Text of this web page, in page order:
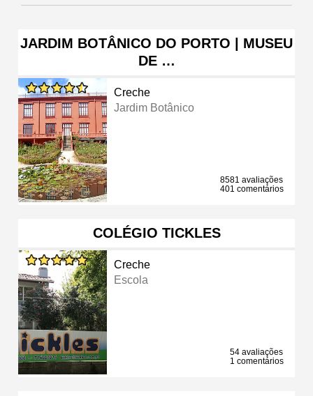
JARDIM BOTÂNICO DO PORTO | MUSEU
DE …
Creche
Jardim Botânico
8581 avaliações
401 comentários
COLÉGIO TICKLES
Creche
Escola
54 avaliações
1 comentários